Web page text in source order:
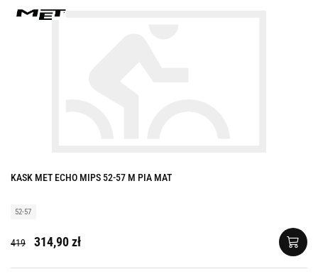
KASK MET ECHO MIPS 52-57 M PIA MAT
52-57
419 314,90 zł